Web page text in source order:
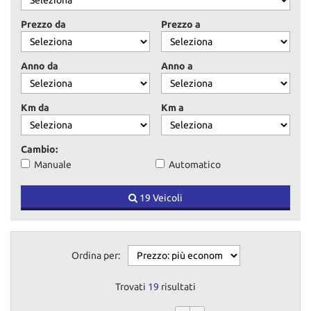
Prezzo da Prezzo a
Anno da Anno a
Km da Km a
Cambio:
Manuale
Automatico
19 Veicoli
Ordina per:
Trovati 19 risultati
tracciamento
che
adottiamo
per
offrire
le
funzionalità
e
svolgere
attività
di
seguito
descritte.
ottenere